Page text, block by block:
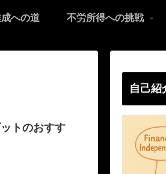
への道 不労所得への挑戦
トのおすす
自己紹